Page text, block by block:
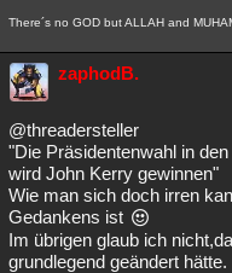
There´s no GOD but ALLAH and
zaphodB.
@threadersteller
"Die Präsidentenwahl in
wird John Kerry gewinnen"
Wie man sich doch irren
Gedankens ist
Im übrigen glaub ich
grundlegend geändert hätte.